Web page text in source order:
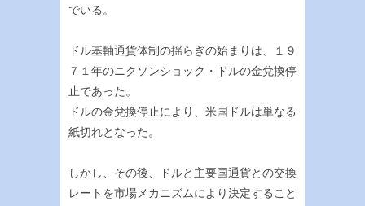
でいる。
ドル基軸通貨体制の揺らぎの始まりは、１９
７１年のニクソンショック・ドルの金兌換停
止であった。
ドルの金兌換停止により、米国ドルは単なる
紙切れとなった。
しかし、その後、ドルと主要国通貨との交換
レートを市場メカニズムにより決定すること